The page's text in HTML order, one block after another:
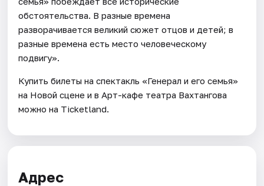
обстоятельства. В разные времена
разворачивается великий сюжет отцов и детей; в
разные времена есть место человеческому
подвигу».
Купить билеты на спектакль «Генерал и его семья»
на Новой сцене и в Арт-кафе театра Вахтангова
можно на Ticketland.
Адрес